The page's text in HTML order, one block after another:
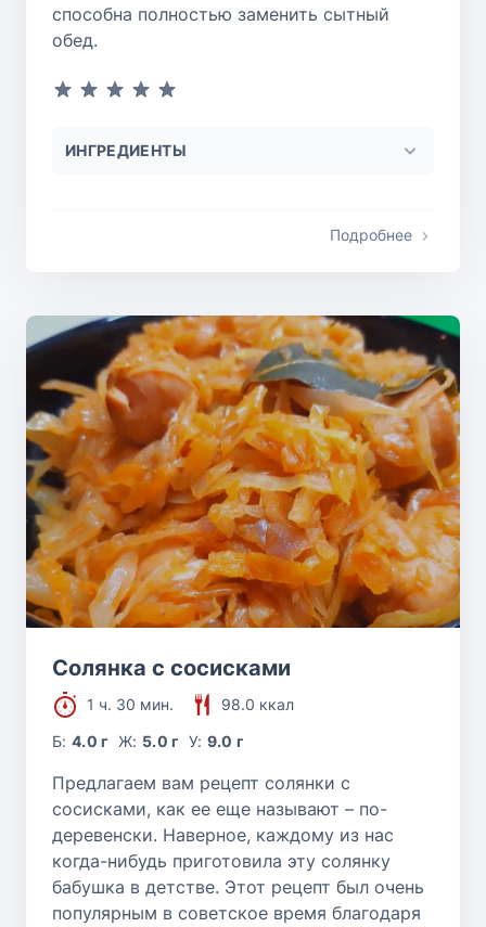
способна полностью заменить сытный
обед.
ИНГРЕДИЕНТЫ
Подробнее
Солянка с сосисками
1 ч. 30 мин.
98.0 ккал
Б:4.0 г Ж: 5.0 г У: 9.0 г
Предлагаем вам рецепт солянки с
сосисками, как ее еще называют – по-
деревенски. Наверное, каждому из нас
когда-нибудь приготовила эту солянку
бабушка в детстве. Этот рецепт был очень
популярным в советское время благодаря